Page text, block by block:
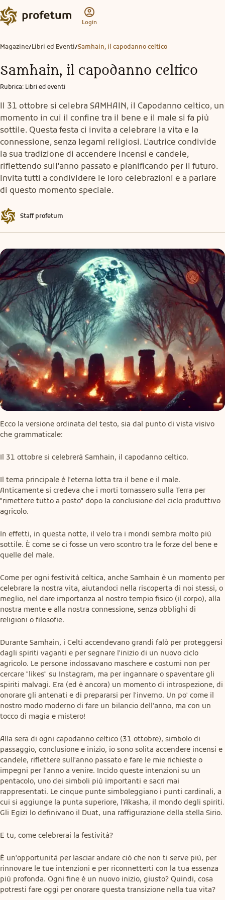
Login
Magazine/Libri ed Eventi/Samhain, il capodanno celtico
Samhain, il capodanno celtico
Rubrica: Libri ed eventi
Il 31 ottobre si celebra SAMHAIN, il Capodanno celtico, un
momento in cui il confine tra il bene e il male si fa più
sottile. Questa festa ci invita a celebrare la vita e la
connessione, senza legami religiosi. L'autrice condivide
la sua tradizione di accendere incensi e candele,
riflettendo sull'anno passato e pianificando per il futuro.
Invita tutti a condividere le loro celebrazioni e a parlare
di questo momento speciale.
Staff profetum
Ecco la versione ordinata del testo, sia dal punto di vista visivo
che grammaticale:
Il 31 ottobre si celebrerà Samhain, il capodanno celtico.
Il tema principale è l'eterna lotta tra il bene e il male.
Anticamente si credeva che i morti tornassero sulla Terra per
"rimettere tutto a posto" dopo la conclusione del ciclo produttivo
agricolo.
In effetti, in questa notte, il velo tra i mondi sembra molto più
sottile. È come se ci fosse un vero scontro tra le forze del bene e
quelle del male.
Come per ogni festività celtica, anche Samhain è un momento per
celebrare la nostra vita, aiutandoci nella riscoperta di noi stessi, o
meglio, nel dare importanza al nostro tempio fisico (il corpo), alla
nostra mente e alla nostra connessione, senza obblighi di
religioni o filosofie.
Durante Samhain, i Celti accendevano grandi falò per proteggersi
dagli spiriti vaganti e per segnare l'inizio di un nuovo ciclo
agricolo. Le persone indossavano maschere e costumi non per
cercare "likes" su Instagram, ma per ingannare o spaventare gli
spiriti malvagi. Era (ed è ancora) un momento di introspezione, di
onorare gli antenati e di prepararsi per l'inverno. Un po' come il
nostro modo moderno di fare un bilancio dell'anno, ma con un
tocco di magia e mistero!
Alla sera di ogni capodanno celtico (31 ottobre), simbolo di
passaggio, conclusione e inizio, io sono solita accendere incensi e
candele, riflettere sull'anno passato e fare le mie richieste o
impegni per l'anno a venire. Incido queste intenzioni su un
pentacolo, uno dei simboli più importanti e sacri mai
rappresentati. Le cinque punte simboleggiano i punti cardinali, a
cui si aggiunge la punta superiore, l'Akasha, il mondo degli spiriti.
Gli Egizi lo definivano il Duat, una raffigurazione della stella Sirio.
E tu, come celebrerai la festività?
È un'opportunità per lasciar andare ciò che non ti serve più, per
rinnovare le tue intenzioni e per riconnetterti con la tua essenza
più profonda. Ogni fine è un nuovo inizio, giusto? Quindi, cosa
potresti fare oggi per onorare questa transizione nella tua vita?